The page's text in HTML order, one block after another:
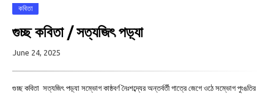
কবিতা
গুচ্ছ কবিতা / সত্যজিৎ পড়্যা
June 24, 2025
গুচ্ছ কবিতা সত্যজিৎ পড়্যা সম্ভোগ কাষ্ঠবর্ণ নৈঃশব্দ্যের অন্তর্বর্তী গাত্রে জেগে ওঠে সম্ভোগ পুংঙতির